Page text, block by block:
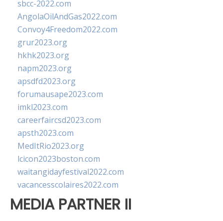
sbcc-2022.com
AngolaOilAndGas2022.com
Convoy4Freedom2022.com
grur2023.org
hkhk2023.org
napm2023.org
apsdfd2023.org
forumausape2023.com
imkl2023.com
careerfaircsd2023.com
apsth2023.com
MedItRio2023.org
lcicon2023boston.com
waitangidayfestival2022.com
vacancesscolaires2022.com
MEDIA PARTNER II